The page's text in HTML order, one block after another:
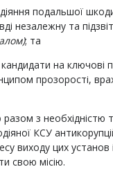
подальшої
незалежну та
; та
на ключові
прозорості,
з необхідністю
КСУ
виходу цих
свою місію.